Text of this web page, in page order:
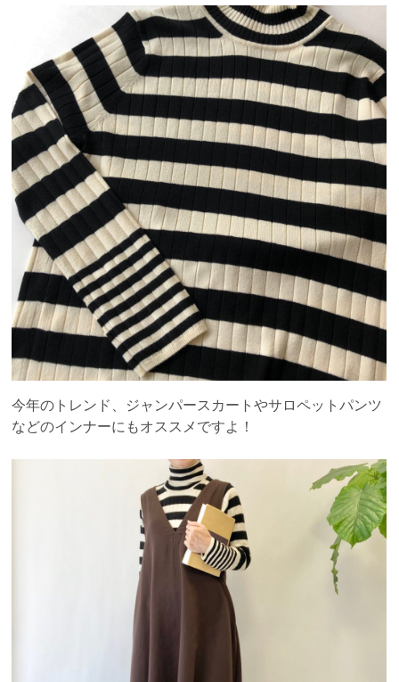
今年のトレンド、ジャンパースカートやサロペットパンツ
などのインナーにもオススメですよ！